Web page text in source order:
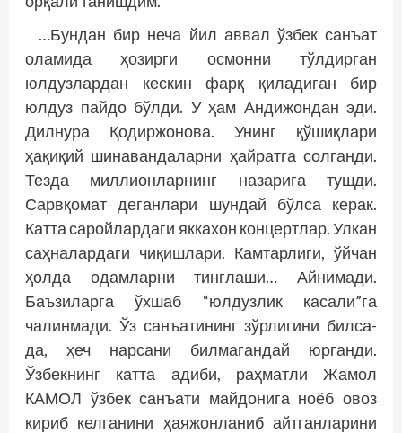
…Бундан бир неча йил аввал ўзбек санъат
оламида ҳозирги осмонни тўлдирган
юлдузлардан кескин фарқ қиладиган бир
юлдуз пайдо бўлди. У ҳам Андижондан эди.
Дилнура Қодиржонова. Унинг қўшиқлари
ҳақиқий шинавандаларни ҳайратга солганди.
Тезда миллионларнинг назарига тушди.
Сарвқомат деганлари шундай бўлса керак.
Катта саройлардаги яккахон концертлар. Улкан
саҳналардаги чиқиш­лари. Камтарлиги, ўйчан
ҳолда одамларни тинглаши… Айнимади.
Баъзиларга ўхшаб “юлдузлик касали”га
чалинмади. Ўз санъатининг зўрлигини билса-
да, ҳеч нарсани билмагандай юрганди.
Ўзбекнинг катта адиби, раҳматли Жамол
КАМОЛ ўзбек санъати майдонига ноёб овоз
кириб келганини ҳаяжонланиб айтганларини